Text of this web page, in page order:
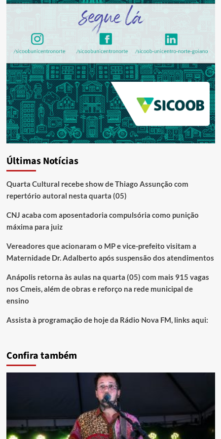
Últimas Notícias
Quarta Cultural recebe show de Thiago Assunção com
repertório autoral nesta quarta (05)
CNJ acaba com aposentadoria compulsória como punição
máxima para juiz
Vereadores que acionaram o MP e vice-prefeito visitam a
Maternidade Dr. Adalberto após suspensão dos atendimentos
Anápolis retorna às aulas na quarta (05) com mais 915 vagas
nos Cmeis, além de obras e reforço na rede municipal de
ensino
Assista à programação de hoje da Rádio Nova FM, links aqui:
Confira também